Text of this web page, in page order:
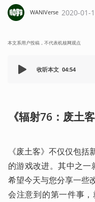
WANIVerse 2020-01-
本文系用户投稿，不代表机核网观点
收听本文 04:54
《辐射76：废土
《废土客》不仅仅包
的游戏改进。其中之一
希望今天与您分享一些
会注意到的第一件事